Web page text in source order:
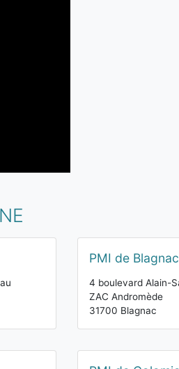
PMI de Blagnac
4 boulevard Alain-
ZAC Andromède
31700 Blagnac